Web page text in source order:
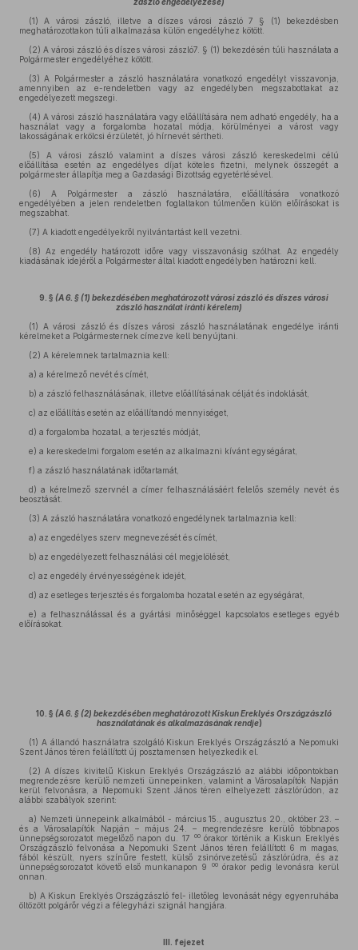
(1) A városi zászló, illetve a díszes városi zászló 7 § (1) bekezdésben
meghatározottakon túli alkalmazása külön engedélyhez kötött.
(2) A városi zászló és díszes városi zászló7. § (1) bekezdésén túli használata a
Polgármester engedélyéhez kötött.
(3) A Polgármester a zászló használatára vonatkozó engedélyt visszavonja,
amennyiben az e-rendeletben vagy az engedélyben megszabottakat az
engedélyezett megszegi.
(4) A városi zászló használatára vagy előállítására nem adható engedély, ha a
használat vagy a forgalomba hozatal módja, körülményei a várost vagy
lakosságának erkölcsi érzületét, jó hírnevét sértheti.
(5) A városi zászló valamint a díszes városi zászló kereskedelmi célú
előállítása esetén az engedélyes díjat köteles fizetni, melynek összegét a
polgármester állapítja meg a Gazdasági Bizottság egyetértésével.
(6) A Polgármester a zászló használatára, előállítására vonatkozó
engedélyében a jelen rendeletben foglaltakon túlmenően külön előírásokat is
megszabhat.
(7) A kiadott engedélyekről nyilvántartást kell vezetni.
(8) Az engedély határozott időre vagy visszavonásig szólhat. Az engedély
kiadásának idejéről a Polgármester által kiadott engedélyben határozni kell.
9. § (A 6. § (1) bekezdésében meghatározott városi zászló és díszes városi
zászló használat iránti kérelem)
(1) A városi zászló és díszes városi zászló használatának engedélye iránti
kérelmeket a Polgármesternek címezve kell benyújtani.
(2) A kérelemnek tartalmaznia kell:
a) a kérelmező nevét és címét,
b) a zászló felhasználásának, illetve előállításának célját és indoklását,
c) az előállítás esetén az előállítandó mennyiséget,
d) a forgalomba hozatal, a terjesztés módját,
e) a kereskedelmi forgalom esetén az alkalmazni kívánt egységárat,
f) a zászló használatának időtartamát,
d) a kérelmező szervnél a címer felhasználásáért felelős személy nevét és
beosztását.
(3) A zászló használatára vonatkozó engedélynek tartalmaznia kell:
a) az engedélyes szerv megnevezését és címét,
b) az engedélyezett felhasználási cél megjelölését,
c) az engedély érvényességének idejét,
d) az esetleges terjesztés és forgalomba hozatal esetén az egységárat,
e) a felhasználással és a gyártási minőséggel kapcsolatos esetleges egyéb
előírásokat.
10. § (A 6. § (2) bekezdésében meghatározott Kiskun Ereklyés Országzászló
használatának és alkalmazásának rendje)
(1) A állandó használatra szolgáló Kiskun Ereklyés Országzászló a Nepomuki
Szent János téren felállított új posztamensen helyezkedik el.
(2) A díszes kivitelű Kiskun Ereklyés Országzászló az alábbi időpontokban
megrendezésre kerülő nemzeti ünnepeinken, valamint a Városalapítók Napján
kerül felvonásra, a Nepomuki Szent János téren elhelyezett zászlórúdon, az
alábbi szabályok szerint:
a) Nemzeti ünnepeink alkalmából - március 15., augusztus 20., október 23. –
és a Városalapítók Napján – május 24. – megrendezésre kerülő többnapos
ünnepségsorozatot megelőző napon du. 17
00órakor történik a Kiskun Ereklyés
Országzászló felvonása a Nepomuki Szent János téren felállított 6 m magas,
fából készült, nyers színűre festett, külső zsinórvezetésű zászlórúdra, és az
ünnepségsorozatot követő első munkanapon 9
00 órakor pedig levonásra kerül
onnan.
b) A Kiskun Ereklyés Országzászló fel- illetőleg levonását négy egyenruhába
öltözött polgárőr végzi a félegyházi szignál hangjára.
III. fejezet